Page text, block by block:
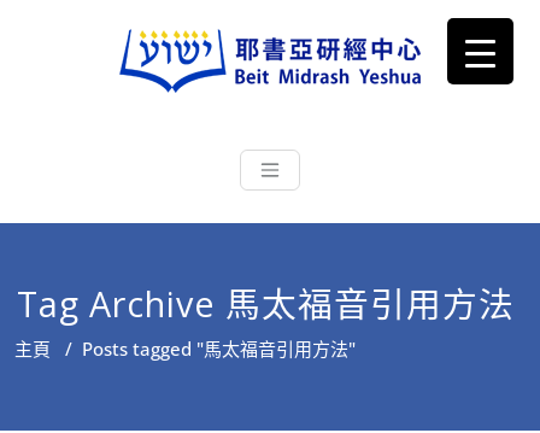
耶書亞研經中心
根源明白聖經，成為更好的門徒
Tag Archive 馬太福音引用方法
主頁 / Posts tagged "馬太福音引用方法"